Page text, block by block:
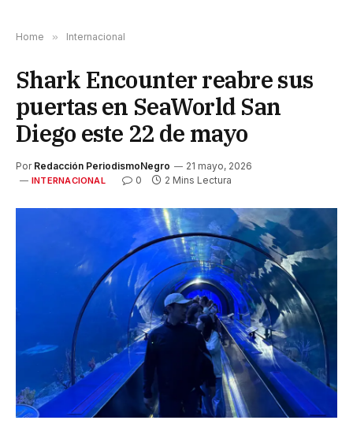
Home » Internacional
Shark Encounter reabre sus
puertas en SeaWorld San
Diego este 22 de mayo
Por Redacción PeriodismoNegro 21 mayo, 2026
INTERNACIONAL 0 2 Mins Lectura